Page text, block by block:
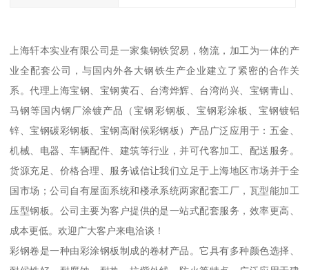
上海轩本实业有限公司是一家集钢铁贸易，物流，加工为一体的产
业全配套公司，与国内外各大钢铁生产企业建立了紧密的合作关
系。代理上海宝钢、宝钢黄石、台湾烨辉、台湾尚兴、宝钢青山、
马钢等国内钢厂涂镀产品（宝钢彩钢板、宝钢彩涂板、宝钢镀铝
锌、宝钢碳彩钢板、宝钢高耐候彩钢板）产品广泛应用于：五金、
机械、电器、车辆配件、建筑等行业，并可代客加工、配送服务。
货源充足、价格合理、服务诚信让我们立足于上海地区市场并于全
国市场；公司自有屋面系统和楼承系统两家配套工厂，瓦型能加工
压型钢板。公司主要为客户提供的是一站式配套服务，效率更高、
成本更低。欢迎广大客户来电洽谈！
彩钢卷是一种由彩涂钢板制成的卷材产品。它具有多种颜色选择、